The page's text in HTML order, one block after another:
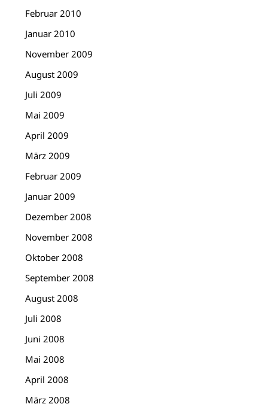
Februar 2010
Januar 2010
November 2009
August 2009
Juli 2009
Mai 2009
April 2009
März 2009
Februar 2009
Januar 2009
Dezember 2008
November 2008
Oktober 2008
September 2008
August 2008
Juli 2008
Juni 2008
Mai 2008
April 2008
März 2008